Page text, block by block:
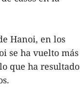
Hanoi, en los
se ha vuelto más
que ha resultado